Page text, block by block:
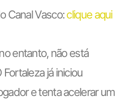
Canal Vasco:clique aqui
entanto, não está
já iniciou
e tenta acelerar um